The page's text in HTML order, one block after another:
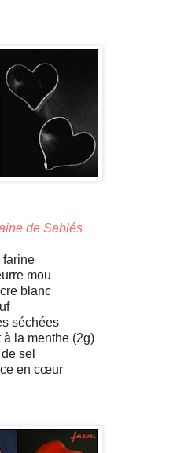
de Sablés
farine
mou
blanc
séchées
à la menthe (2g)
sel
en cœur